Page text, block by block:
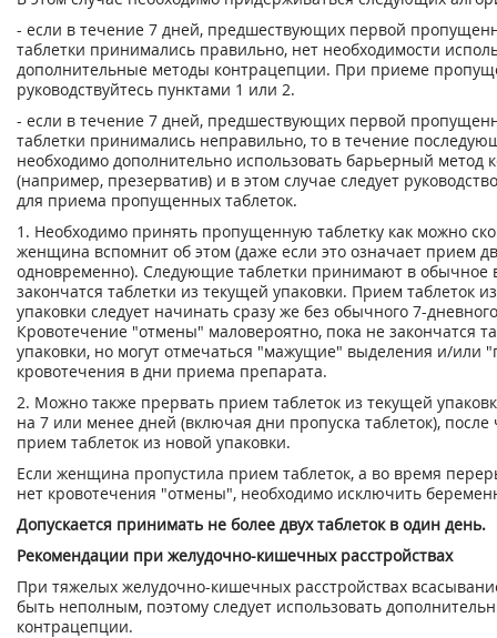
- если в течение 7 дней, предшествующих первой
таблетки принимались правильно, нет необходимости
дополнительные методы контрацепции. При приеме
руководствуйтесь пунктами 1 или 2.
- если в течение 7 дней, предшествующих первой
таблетки принимались неправильно, то в течение
необходимо дополнительно использовать барьерный метод
(например, презерватив) и в этом случае следует
для приема пропущенных таблеток.
1. Необходимо принять пропущенную таблетку как можно
женщина вспомнит об этом (даже если это означает прием
одновременно). Следующие таблетки принимают в обычное
закончатся таблетки из текущей упаковки. Прием таблеток
упаковки следует начинать сразу же без обычного 7-
Кровотечение "отмены" маловероятно, пока не закончатся
упаковки, но могут отмечаться "мажущие" выделения и/или
кровотечения в дни приема препарата.
2. Можно также прервать прием таблеток из текущей
на 7 или менее дней (включая дни пропуска таблеток), после
прием таблеток из новой упаковки.
Если женщина пропустила прием таблеток, а во время
нет кровотечения "отмены", необходимо исключить
Допускается принимать не более двух таблеток в один день.
Рекомендации при желудочно-кишечных расстройствах
При тяжелых желудочно-кишечных расстройствах
быть неполным, поэтому следует использовать
контрацепции.